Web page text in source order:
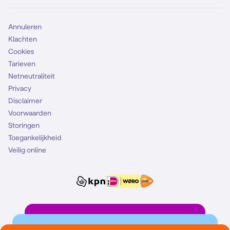
Annuleren
Klachten
Cookies
Tarieven
Netneutraliteit
Privacy
Disclaimer
Voorwaarden
Storingen
Toegankelijkheid
Veilig online